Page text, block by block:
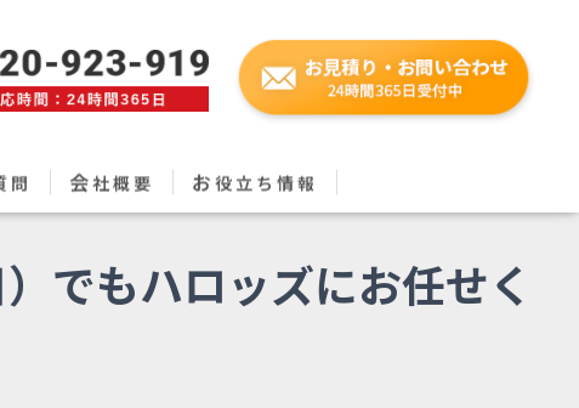
問 会社概要 お 役立ち情報
でもハロッズにお任せく